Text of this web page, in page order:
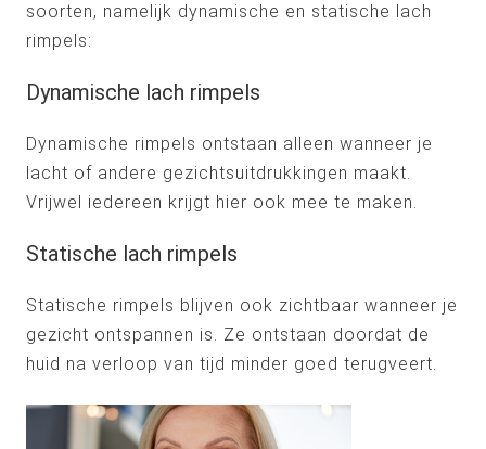
soorten, namelijk dynamische en statische lach
rimpels:
Dynamische lach rimpels
Dynamische rimpels ontstaan alleen wanneer je
lacht of andere gezichtsuitdrukkingen maakt.
Vrijwel iedereen krijgt hier ook mee te maken.
Statische lach rimpels
Statische rimpels blijven ook zichtbaar wanneer je
gezicht ontspannen is. Ze ontstaan doordat de
huid na verloop van tijd minder goed terugveert.